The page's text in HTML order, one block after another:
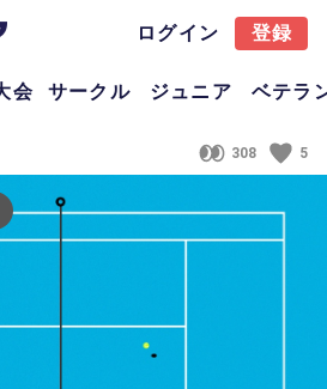
ログイン 登録
会 サークル ジュニア ベテラ
308 5